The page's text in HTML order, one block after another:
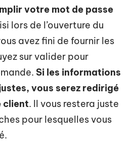
votre mot de passe
lors de l’ouverture du
avez fini de fournir les
sur valider pour
Si les informations
vous serez redirigé
client. Il vous restera juste
pour lesquelles vous